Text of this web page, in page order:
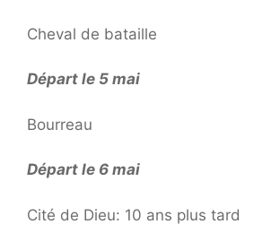
Cheval de bataille
Départ le 5 mai
Bourreau
Départ le 6 mai
Cité de Dieu: 10 ans plus tard